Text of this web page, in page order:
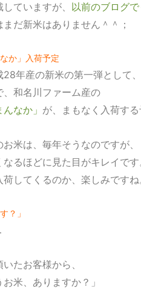
ていますが、 以前のブログ
だ新米はありません＾＾；
か」入荷予定
年産の新米の第一弾として、
和名川ファーム産の
んなか」 が、まもなく入荷する
米は、毎年そうなのですが、
るほどに見た目がキレイです
してくるのか、楽しみですね
？」
たお客様から、
お米、ありますか？」